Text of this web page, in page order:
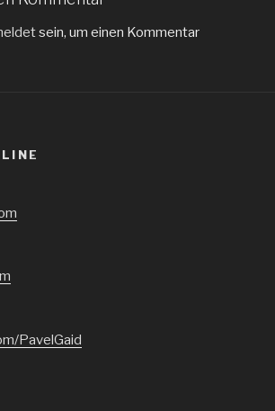
sein, um einen Kommentar
PavelGaid